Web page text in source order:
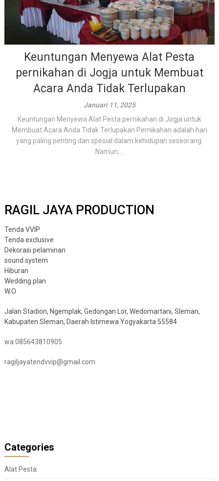
Keuntungan Menyewa Alat Pesta
pernikahan di Jogja untuk Membuat
Acara Anda Tidak Terlupakan
Januari 11, 2025
Keuntungan Menyewa Alat Pesta pernikahan di Jogja untuk
Membuat Acara Anda Tidak Terlupakan Pernikahan adalah hari
yang paling penting dan spesial dalam kehidupan seseorang.
Namun,...
RAGIL JAYA PRODUCTION
Tenda VVIP
Tenda exclusive
Dekorasi pelaminan
sound system
Hiburan
Wedding plan
W.O
Jalan Stadion, Ngemplak, Gedongan Lor, Wedomartani, Sleman,
Kabupaten Sleman, Daerah Istimewa Yogyakarta 55584
wa 085643810905
ragiljayatendvvip@gmail.com
Categories
Alat Pesta